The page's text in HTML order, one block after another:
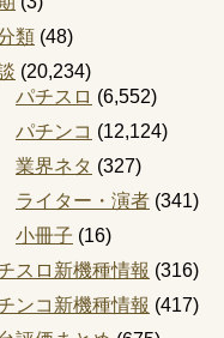
類 (48)
(20,234)
パチスロ (6,552)
パチンコ (12,124)
業界ネタ (327)
ライター・演者 (341)
小冊子 (16)
スロ新機種情報 (316)
ンコ新機種情報 (417)